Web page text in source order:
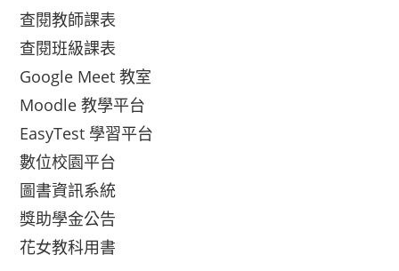
查閱教師課表
查閱班級課表
Google Meet 教室
Moodle 教學平台
EasyTest 學習平台
數位校園平台
圖書資訊系統
獎助學金公告
花女教科用書